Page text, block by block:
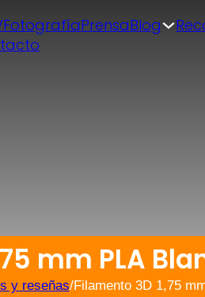
FotografíaPrensaBlog
mm PLA
y reseñas/Filamento 3D 1,75